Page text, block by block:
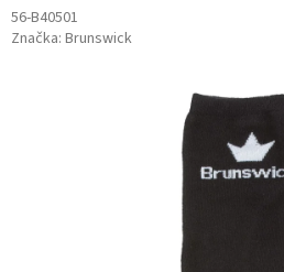
56-B40501
Značka: Brunswick